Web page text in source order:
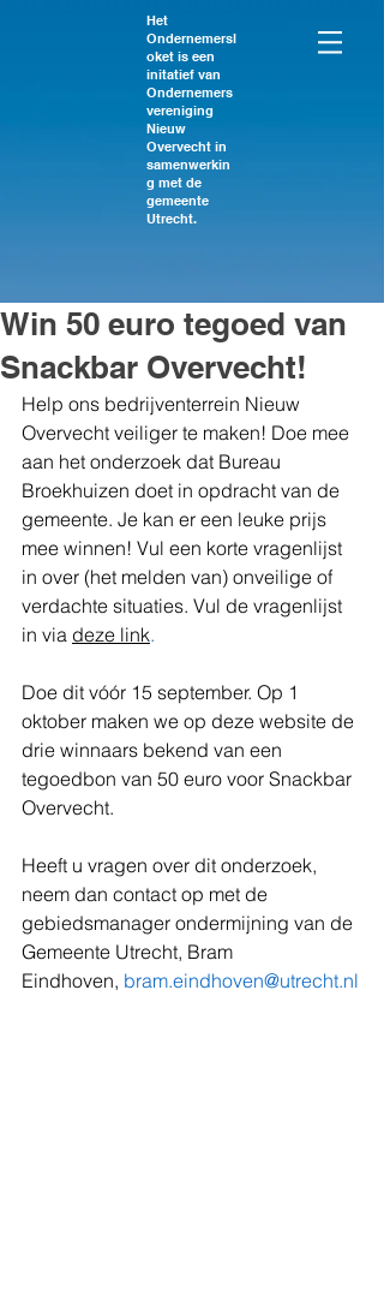
Het
Ondernemersl
oket is een
initatief van
Ondernemers
vereniging
Nieuw
Overvecht in
samenwerkin
g met de
gemeente
Utrecht.
Win 50 euro tegoed van
Snackbar Overvecht!
Help ons bedrijventerrein Nieuw
Overvecht veiliger te maken! Doe mee
aan het onderzoek dat Bureau
Broekhuizen doet in opdracht van de
gemeente. Je kan er een leuke prijs
mee winnen! Vul een korte vragenlijst
in over (het melden van) onveilige of
verdachte situaties. Vul de vragenlijst
in via deze link.
Doe dit vóór 15 september. Op 1
oktober maken we op deze website de
drie winnaars bekend van een
tegoedbon van 50 euro voor Snackbar
Overvecht.
Heeft u vragen over dit onderzoek,
neem dan contact op met de
gebiedsmanager ondermijning van de
Gemeente Utrecht, Bram
Eindhoven, bram.eindhoven@utrecht.nl